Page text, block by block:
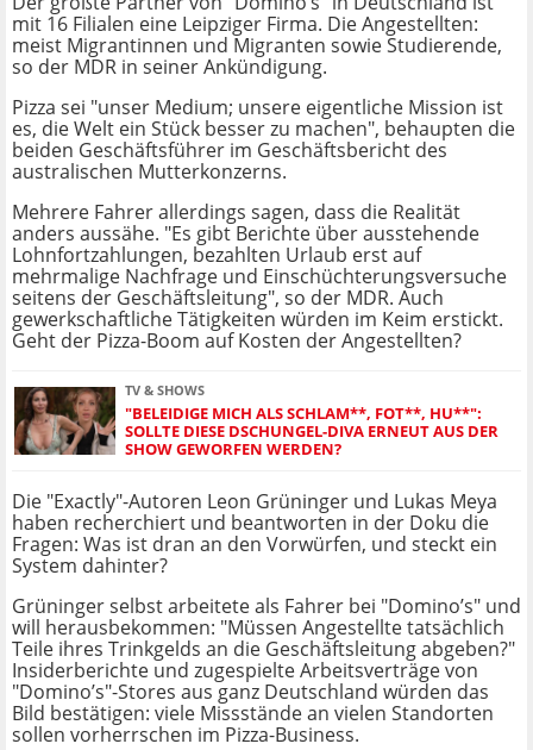
mit 16 Filialen eine Leipziger Firma. Die Angestellten:
meist Migrantinnen und Migranten sowie Studierende,
so der MDR in seiner Ankündigung.
Pizza sei "unser Medium; unsere eigentliche Mission ist
es, die Welt ein Stück besser zu machen", behaupten die
beiden Geschäftsführer im Geschäftsbericht des
australischen Mutterkonzerns.
Mehrere Fahrer allerdings sagen, dass die Realität
anders aussähe. "Es gibt Berichte über ausstehende
Lohnfortzahlungen, bezahlten Urlaub erst auf
mehrmalige Nachfrage und Einschüchterungsversuche
seitens der Geschäftsleitung", so der MDR. Auch
gewerkschaftliche Tätigkeiten würden im Keim erstickt.
Geht der Pizza-Boom auf Kosten der Angestellten?
TV & SHOWS
"BELEIDIGE MICH ALS SCHLAM**, FOT**, HU**":
SOLLTE DIESE DSCHUNGEL-DIVA ERNEUT AUS DER
SHOW GEWORFEN WERDEN?
Die "Exactly"-Autoren Leon Grüninger und Lukas Meya
haben recherchiert und beantworten in der Doku die
Fragen: Was ist dran an den Vorwürfen, und steckt ein
System dahinter?
Grüninger selbst arbeitete als Fahrer bei "Domino’s" und
will herausbekommen: "Müssen Angestellte tatsächlich
Teile ihres Trinkgelds an die Geschäftsleitung abgeben?"
Insiderberichte und zugespielte Arbeitsverträge von
"Domino’s"-Stores aus ganz Deutschland würden das
Bild bestätigen: viele Missstände an vielen Standorten
sollen vorherrschen im Pizza-Business.